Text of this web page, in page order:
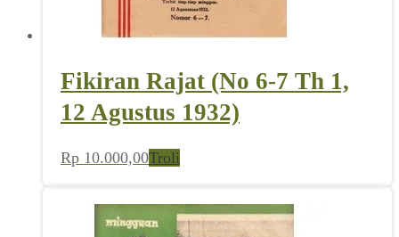
Fikiran Rajat (No 6-7 Th 1,
12 Agustus 1932)
Rp 10.000,00Troli